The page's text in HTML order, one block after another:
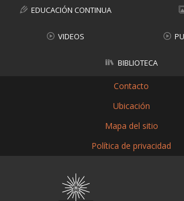
EDUCACIÓN CONTINUA
VIDEOS
BIBLIOTECA
Contacto
Ubicación
Mapa del sitio
Política de privacidad